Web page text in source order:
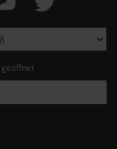
geöffnet